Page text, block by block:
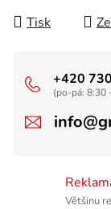
Tisk
+420
(po-pá: 8:30
Většinu